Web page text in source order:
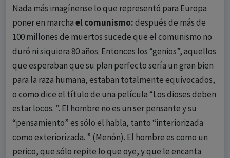
Nada más imagínense lo que representó para Europa
poner en marchael comunismo:después de más de
100 millones de muertos sucede que el comunismo no
duró ni siquiera 80 años. Entonces los “genios”, aquellos
que esperaban que su plan perfecto sería un gran bien
para la raza humana, estaban totalmente equivocados,
o como dice el título de una película “Los dioses deben
estar locos. ”. El hombre no es un ser pensante y su
“pensamiento” es sólo el habla, tanto “interiorizada
como exteriorizada. ” (Menón). El hombre es como un
perico, que sólo repite lo que oye, y que le encanta